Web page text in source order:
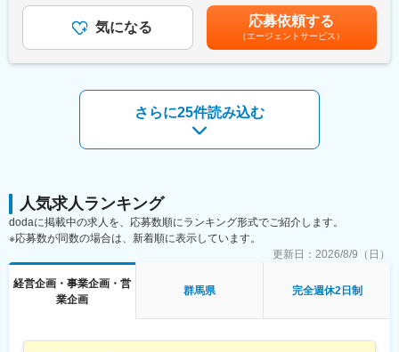
メンテーション・SQL・データ分析・プレゼンテーションスキル
など）をフル活用しながら、PayPayのスピード感あふれるダイナ
ミックな業務を日々経験できます。旧来の大企業のような階層的
ているという実感が得られます。
変更の範囲：会社の定める業務
■業務内容：
地方自治体向け営業・連携を担っていただける方を募集します。
クトを提案し、課題解決に向けたコンサルティングからプロジェ
クトマネジメントまでを一貫して行う業務です。
◇地方自治体（県・市区町村）のへの企画提案営業
◇地方自治体の課題に合わせた事業・連携方法の提案
・タイミーを活用したプロジェクトの企画提案
・関係人口など国の方針を元にしたプロジェクトの企画提案
◇連携先自治体とのプロジェクト推進・自治体受託業務の納品活
動
・ディレクション業務/コンサルティング業務
◇アライアンス先との協業窓口業務
・他企業とサービス連携するための窓口業務
◎日本全体の「労働力不足」に関する深刻な社会問題の解決に向
想定年収構成：ベース給与＋賞与※対象者のみShort-term Incentive
を追加支給※年2回の人事考課にて給与改定あり賃金はあくまでも
目安の金額であり、選考を通じて上下する可能性があります。月
給(月額)は固定手当を含めた表記です。
気になる 応募依頼する
（エージェントサービス）
さらに25件読み込む
人気求人ランキング
dodaに掲載中の求人を、応募数順にランキング形式でご紹介します。
※応募数が同数の場合は、新着順に表示しています。
更新日： 2026/8/9（日）
経営企画・事業企画・営
業企画
群馬県 完全週休2日制